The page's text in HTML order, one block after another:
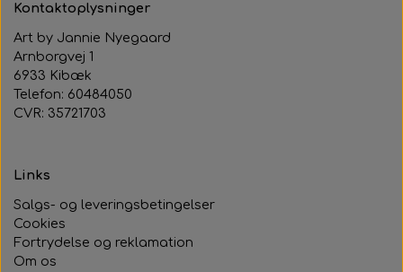
Kontaktoplysninger
Art by Jannie Nyegaard
Arnborgvej 1
6933 Kibæk
Telefon: 60484050
CVR: 35721703
Links
Salgs- og leveringsbetingelser
Cookies
Fortrydelse og reklamation
Om os